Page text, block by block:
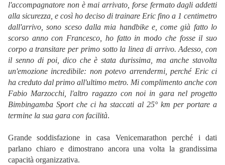
l'accompagnatore non è mai arrivato, forse fermato dagli addetti
alla sicurezza, e così ho deciso di trainare Eric fino a 1 centimetro
dall'arrivo, sono sceso dalla mia handbike e, come già fatto lo
scorso anno con Francesco, ho fatto in modo che fosse il suo
corpo a transitare per primo sotto la linea di arrivo. Adesso, con
il senno di poi, dico che è stata durissima, ma anche stavolta
un'emozione incredibile: non potevo arrendermi, perché Eric ci
ha creduto dal primo all'ultimo metro. Mi complimento anche con
Fabio Marzocchi, l'altro ragazzo con noi in gara nel progetto
Bimbingamba Sport che ci ha staccati al 25° km per portare a
termine la sua gara con facilità.
Grande soddisfazione in casa Venicemarathon perché i dati
parlano chiaro e dimostrano ancora una volta la grandissima
capacità organizzativa.